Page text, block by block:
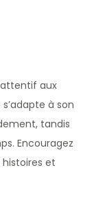
aux
à son
tandis
Encouragez
histoires et